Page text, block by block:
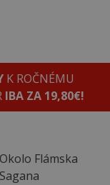
K ROČNÉMU
IBA ZA 19,80€!